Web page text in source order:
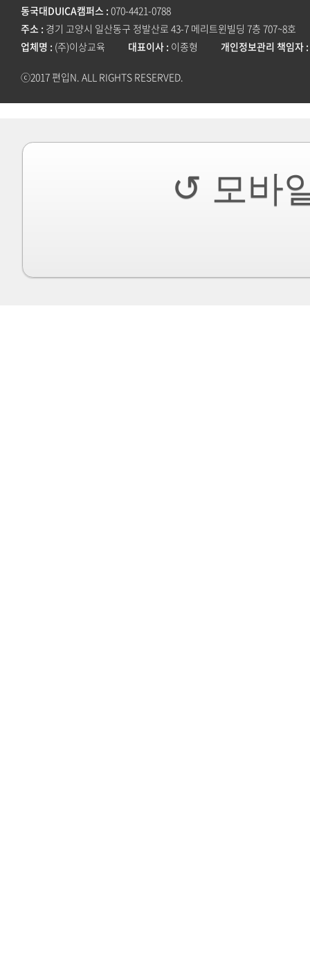
동국대DUICA캠퍼스 070-4421-0788
주소 경기 고양시 일산동구 정발산로 43-7 메리트윈빌딩 7층 707~8호
업체명 (주)이상교육 대표이사 이종형 개인정보관리 책임자
ⓒ2017 편입N. ALL RIGHTS RESERVED.
↺ 모바